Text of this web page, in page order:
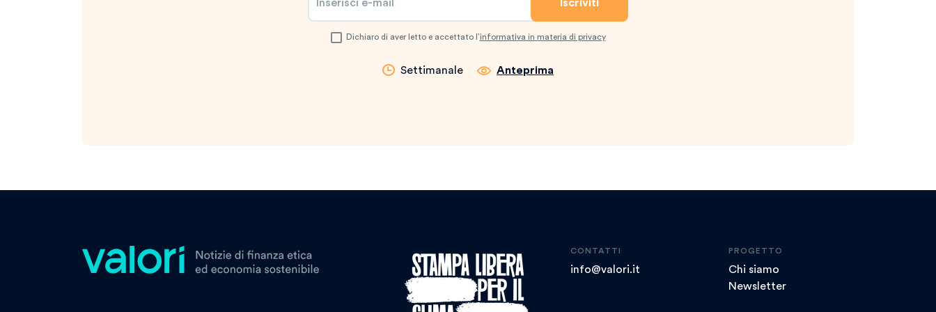
Dichiaro di aver letto e accettato l’informativa in materia di privacy
Settimanale Anteprima
CONTATTI
info@valori.it
PROGETTO
Chi siamo
Newsletter